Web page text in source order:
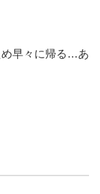
早々に帰る …あ